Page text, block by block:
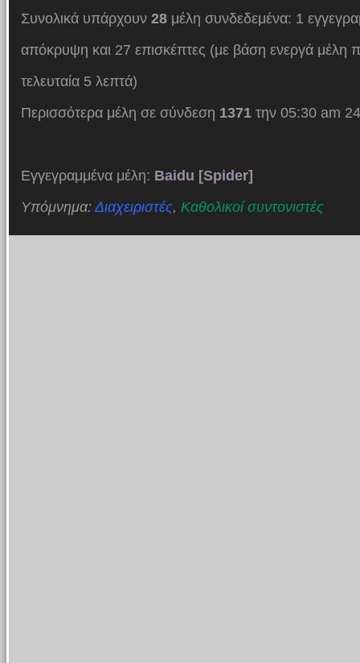
Συνολικά υπάρχουν 28μέλη συνδεδεμένα: 1
απόκρυψη και 27 επισκέπτες (με βάση ενεργά μέλη
τελευταία 5 λεπτά)
Περισσότερα μέλη σε σύνδεση 1371την 05:30 am
Εγγεγραμμένα μέλη: Baidu [Spider]
Υπόμνημα:Διαχειριστές, Καθολικοί συντονιστές